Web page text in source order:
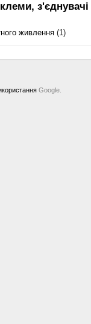
з'єднувачі
живлення (1)
Google.